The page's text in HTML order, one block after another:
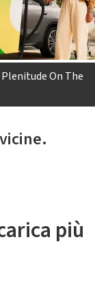
On The
più